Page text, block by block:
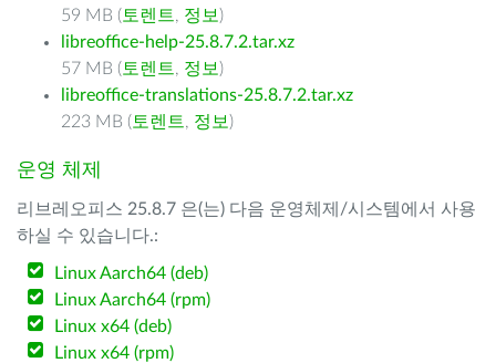
59 MB ( 토렌트, 정보 )
libreoffice-help-25.8.7.2.tar.xz
57 MB ( 토렌트, 정보 )
libreoffice-translations-25.8.7.2.tar.xz
223 MB ( 토렌트, 정보 )
운영 체제
리브레오피스 25.8.7 은(는) 다음 운영체제/시스템에서 사용
하실 수 있습니다.:
Linux Aarch64 (deb)
Linux Aarch64 (rpm)
Linux x64 (deb)
Linux x64 (rpm)